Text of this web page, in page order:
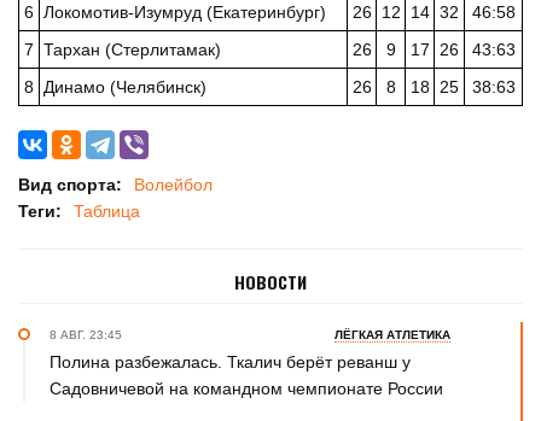
6 Локомотив-Изумруд (Екатеринбург) 26 12 14 32
46:58
7 Тархан (Стерлитамак) 26 9 17 26
43:63
8 Динамо (Челябинск) 26 8 18 25 38:63
Вид спорта:
Волейбол
Теги:
Таблица
НОВОСТИ
8 АВГ. 23:45 ЛЁГКАЯ АТЛЕТИКА
Полина разбежалась. Ткалич берёт реванш у
Садовничевой на командном чемпионате России